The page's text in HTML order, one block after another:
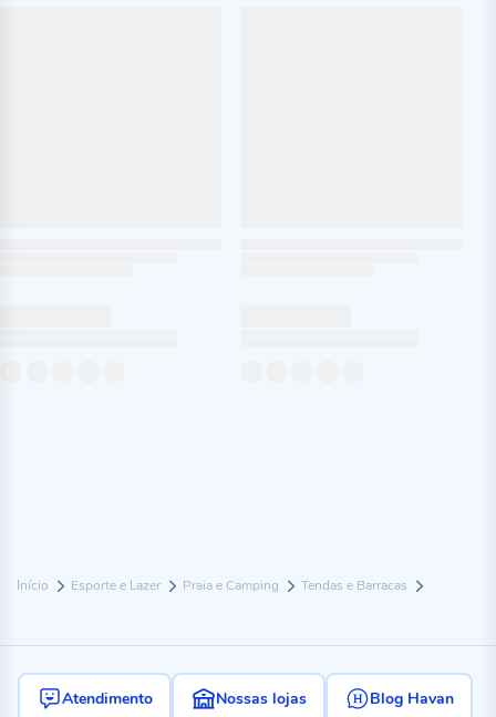
Início Esporte e Lazer Praia e Camping Tendas e Barracas
Atendimento Nossas lojas Blog Havan